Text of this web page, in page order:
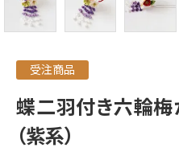
受注商品
蝶二羽付き六輪梅
（紫系）